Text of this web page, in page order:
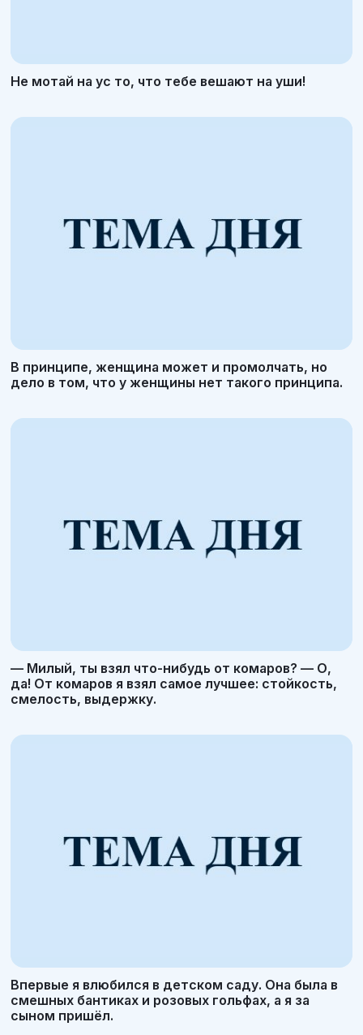
Не мотай на ус то, что тебе вешают на уши!
В принципе, женщина может и промолчать, но
дело в том, что у женщины нет такого принципа.
— Милый, ты взял что-нибудь от комаров? — О,
да! От комаров я взял самое лучшее: стойкость,
смелость, выдержку.
Впервые я влюбился в детском саду. Она была в
смешных бантиках и розовых гольфах, а я за
сыном пришёл.